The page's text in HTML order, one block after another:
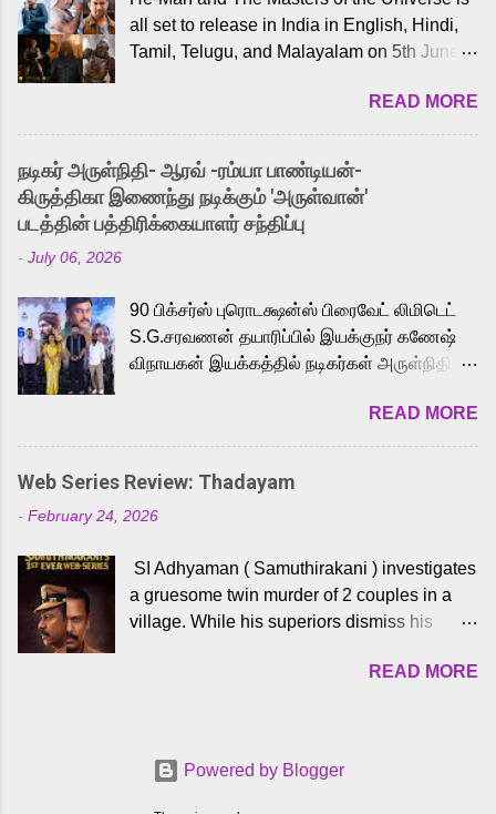
all set to release in India in English, Hindi,
Tamil, Telugu, and Malayalam on 5th June,
received a lot of love from cult He-Man fans
and offered audiences an exciting glimpse
into the world of Eternia, the recently
released Tamil trailer has also generated
strong excitement among Tamil audiences.
Adding to the growing buzz is the film’s
to the iconic superhero He-Man. Known for
memorable songs like “Behene De” from
Raavan, “Oru Maalai” from Ghajini, and
loved for his versatile voice and strong
command over multiple languages, making
him a strong fit for the legendary character.
cinema, voices the menacing Skeletor
across the Tamil, Malayalam, and Telugu
versions. Joining them is Action King Arjun...
READ MORE
நடிகர் அருள்நிதி- ஆரவ் -ரம்யா பாண்டியன்-
கிருத்திகா இணைந்து நடிக்கும் 'அருள்வான்'
படத்தின் பத்திரிக்கையாளர் சந்திப்பு
- July 06, 2026
90 பிக்சர்ஸ் புரொடக்ஷன்ஸ் பிரைவேட் லிமிடெட்
S.G.சரவணன் தயாரிப்பில் இயக்குநர் கணேஷ்
விநாயகன் இயக்கத்தில் நடிகர்கள் அருள்நிதி -
முக்கிய வேடத்தில் இணைந்து நடித்திருக்கும்
'அருள்வான்' திரைப்படத்தினை
பத்திரிக்கையாளர் சந்திப்பு சென்னையில்
நடைபெற்றது. இயக்குநர் கணேஷ் விநாயகன்
இயக்கத்தில் உருவாகியுள்ள 'அருள்வான்'
வெங்கட், ரம்யா பாண்டியன், வி டி வி கணேஷ் ,
ஜான் விஜய், பேபி கிருத்திகா, 'பருத்திவீரன்'
சரவணன், ஹரிஷ் உத்தமன் உள்ளிட்ட பலர்
செய்திருக்கும் இந்த திரைப்படத்திற்கு ஜீ. வி.
கவனிக்க.. லாரன்ஸ் கிஷோர் படத் தொகுப்பு
READ MORE
Web Series Review: Thadayam
- February 24, 2026
SI Adhyaman ( Samuthirakani ) investigates
a gruesome twin murder of 2 couples in a
village. While his superiors dismiss his
Sshivada ) believes in him and makes him
hamlet in a border town in Andhra Pradesh.
As they begin to dig deeper, several layers
READ MORE
Powered by Blogger